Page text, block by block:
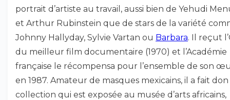
portrait d’artiste au travail, aussi bien de Yehudi
et Arthur Rubinstein que de stars de la variété
Johnny Hallyday, Sylvie Vartan ou Barbara. Il reçut
du meilleur film documentaire (1970) et l’Académie
française le récompensa pour l’ensemble de son
en 1987. Amateur de masques mexicains, il a fait don
collection qui est exposée au musée d’arts africains,